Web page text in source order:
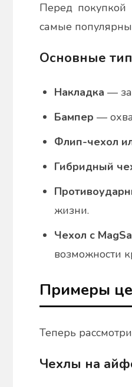
Перед покупкой
самые
Основные
Накладка —
Бампер —
Флип-чехол
Гибридный
жизни.
Чехол с
возможности
Примеры
Теперь
Чехлы на